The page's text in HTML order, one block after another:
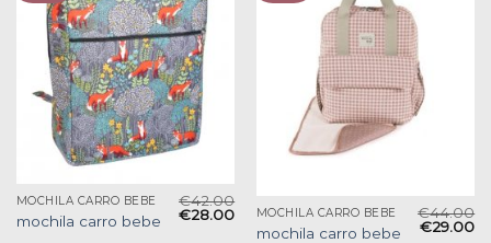
MOCHILA CARRO BEBE
mochila carro bebe
€42.00
€28.00 MOCHILA CARRO BEBE
mochila carro bebe
€44.00
€29.00